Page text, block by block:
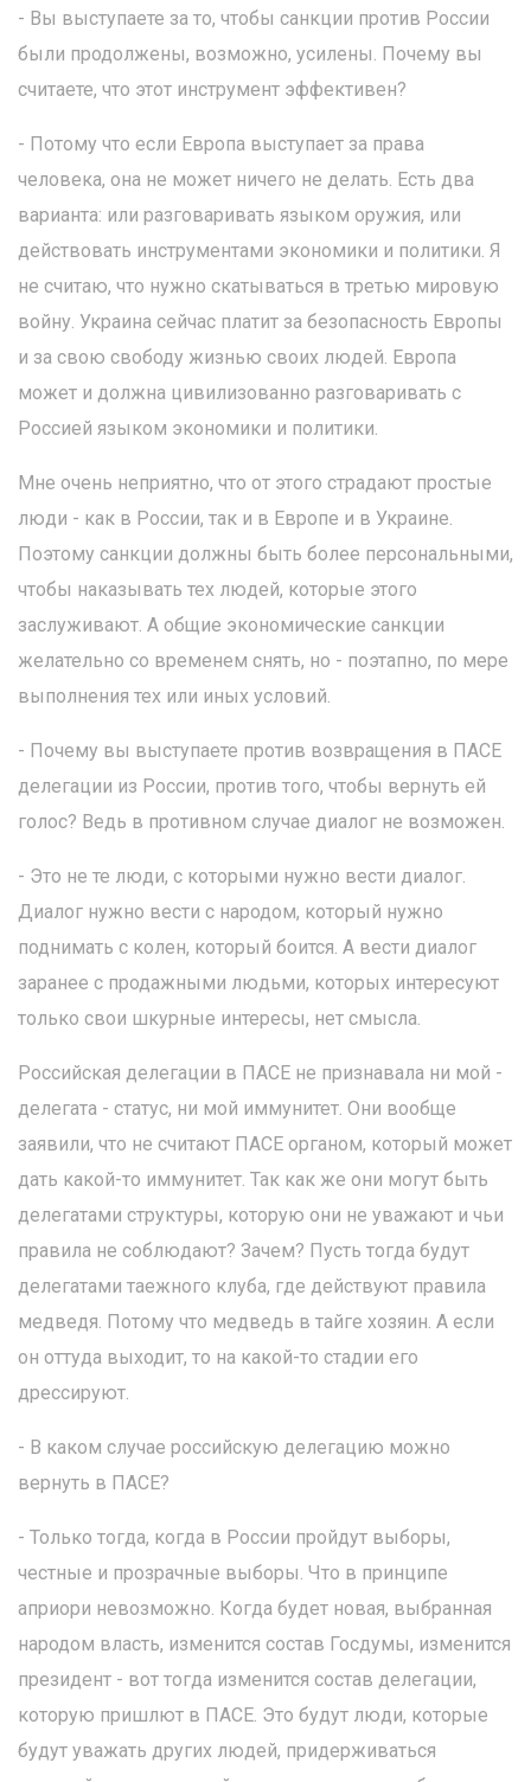
- Вы выступаете за то, чтобы санкции против России
были продолжены, возможно, усилены. Почему вы
считаете, что этот инструмент эффективен?
- Потому что если Европа выступает за права
человека, она не может ничего не делать. Есть два
варианта: или разговаривать языком оружия, или
действовать инструментами экономики и политики. Я
не считаю, что нужно скатываться в третью мировую
войну. Украина сейчас платит за безопасность Европы
и за свою свободу жизнью своих людей. Европа
может и должна цивилизованно разговаривать с
Россией языком экономики и политики.
Мне очень неприятно, что от этого страдают простые
люди - как в России, так и в Европе и в Украине.
Поэтому санкции должны быть более персональными,
чтобы наказывать тех людей, которые этого
заслуживают. А общие экономические санкции
желательно со временем снять, но - поэтапно, по мере
выполнения тех или иных условий.
- Почему вы выступаете против возвращения в ПАСЕ
делегации из России, против того, чтобы вернуть ей
голос? Ведь в противном случае диалог не возможен.
- Это не те люди, с которыми нужно вести диалог.
Диалог нужно вести с народом, который нужно
поднимать с колен, который боится. А вести диалог
заранее с продажными людьми, которых интересуют
только свои шкурные интересы, нет смысла.
Российская делегации в ПАСЕ не признавала ни мой -
делегата - статус, ни мой иммунитет. Они вообще
заявили, что не считают ПАСЕ органом, который может
дать какой-то иммунитет. Так как же они могут быть
делегатами структуры, которую они не уважают и чьи
правила не соблюдают? Зачем? Пусть тогда будут
делегатами таежного клуба, где действуют правила
медведя. Потому что медведь в тайге хозяин. А если
он оттуда выходит, то на какой-то стадии его
дрессируют.
- В каком случае российскую делегацию можно
вернуть в ПАСЕ?
- Только тогда, когда в России пройдут выборы,
честные и прозрачные выборы. Что в принципе
априори невозможно. Когда будет новая, выбранная
народом власть, изменится состав Госдумы, изменится
президент - вот тогда изменится состав делегации,
которую пришлют в ПАСЕ. Это будут люди, которые
будут уважать других людей, придерживаться